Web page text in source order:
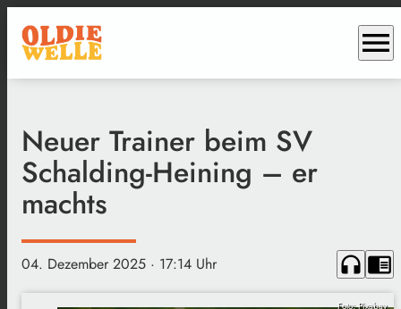
menu
Neuer Trainer beim SV
Schalding-Heining – er
machts
04. Dezember 2025 · 17:14 Uhr headphones chrome_reader_mode
Foto: Pixabay